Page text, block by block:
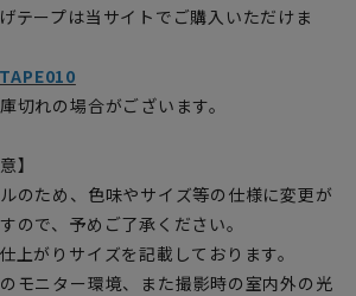
テープは当サイトでご購入いただけま
切れの場合がございます。
】
のため、色味やサイズ等の仕様に変更が
ので、予めご了承ください。
上がりサイズを記載しております。
モニター環境、また撮影時の室内外の光